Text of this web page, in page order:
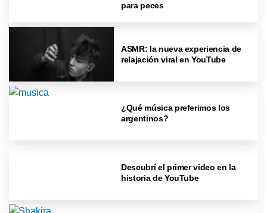
para peces
ASMR: la nueva experiencia de
relajación viral en YouTube
¿Qué música preferimos los
argentinos?
Descubrí el primer video en la
historia de YouTube